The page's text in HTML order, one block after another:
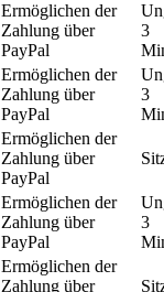
Ermöglichen der
Zahlung über
PayPal
3
Ermöglichen der
Zahlung über
PayPal
3
Ermöglichen der
Zahlung über
PayPal
Ermöglichen der
Zahlung über
PayPal
3
Ermöglichen der
Zahlung über